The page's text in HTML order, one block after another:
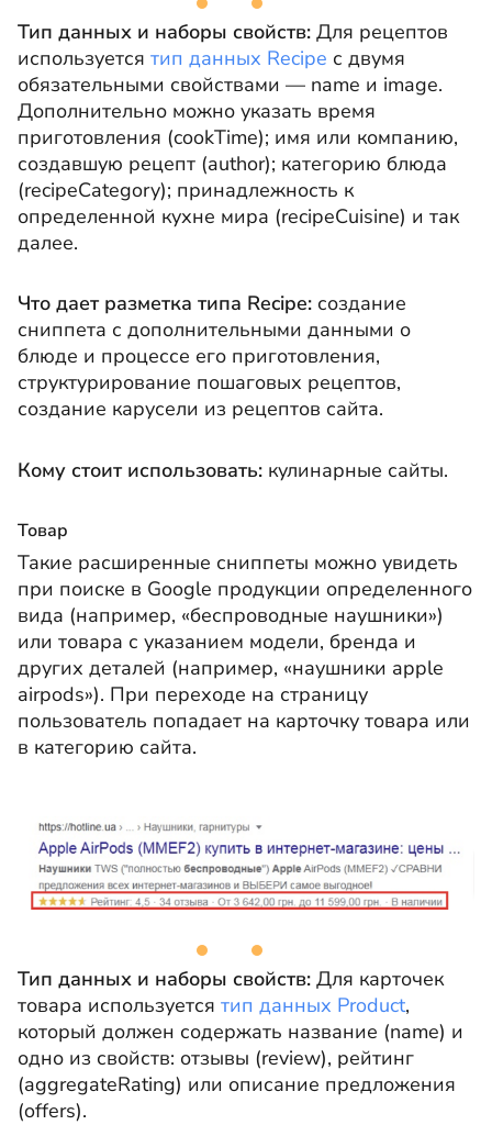
Тип данных и наборы свойств: Для рецептов
используется тип данных Recipe с двумя
обязательными свойствами — name и image.
Дополнительно можно указать время
приготовления (cookTime); имя или компанию,
создавшую рецепт (author); категорию блюда
(recipeCategory); принадлежность к
определенной кухне мира (recipeCuisine) и так
далее.
Что дает разметка типа Recipe: создание
сниппета с дополнительными данными о
блюде и процессе его приготовления,
структурирование пошаговых рецептов,
создание карусели из рецептов сайта.
Кому стоит использовать: кулинарные сайты.
Товар
Такие расширенные сниппеты можно увидеть
при поиске в Google продукции определенного
вида (например, «беспроводные наушники»)
или товара с указанием модели, бренда и
других деталей (например, «наушники apple
airpods»). При переходе на страницу
пользователь попадает на карточку товара или
в категорию сайта.
Тип данных и наборы свойств: Для карточек
товара используется тип данных Product,
который должен содержать название (name) и
одно из свойств: отзывы (review), рейтинг
(aggregateRating) или описание предложения
(offers).